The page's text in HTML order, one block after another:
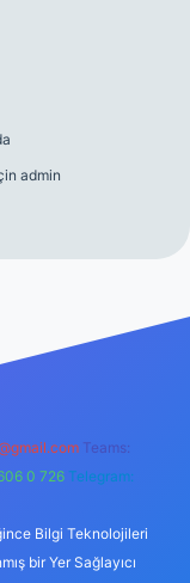
admin
Teams:
0 726 Telegram:
Bilgi Teknolojileri
bir Yer Sağlayıcı